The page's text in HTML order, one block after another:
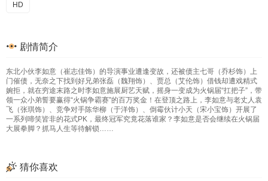
HD
剧情简介
东北小伙李如意（崔志佳饰）的导演事业遭逢变故，还被债主七哥（乔杉饰）上
门催债，无奈之下找到好兄弟张磊（魏翔饰）、贾总（艾伦饰）借钱却遭戏精式
婉拒，就在穷途末路之时李如意施展厨艺天赋，摇身一变成为火锅届“扛把子”，带
领一众小弟誓要赢得“火锅争霸赛”的百万奖金！在登顶之路上，李如意与老丈人袁
飞（张琪饰）、竞争对手陈华柳（于洋饰）、倒霉伙计小天（宋小宝饰）开展了
一系列啼笑皆非的花式PK，最终冠军究竟花落谁家？李如意是否会继续在火锅届
大展拳脚？抓马人生等待解锁……
猜你喜欢